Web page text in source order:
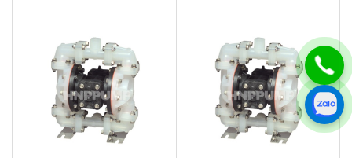
mang lại khả năng chống ăn mòn tốt và chịu lực va
đập, đảm bảo tuổi thọ thiết bị trong môi trường công
nghiệp khắc nghiệt.
Khả năng tương thích vật liệu rộng:Màng và bi làm từ
Santoprene cung cấp khả năng kháng hóa chất tốt